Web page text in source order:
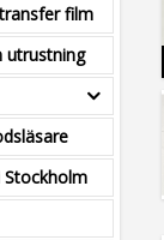
film
utrustning
Stockholm